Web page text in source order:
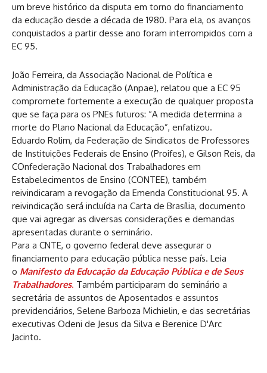
um breve histórico da disputa em torno do financiamento
da educação desde a década de 1980. Para ela, os avanços
conquistados a partir desse ano foram interrompidos com a
EC 95.
João Ferreira, da Associação Nacional de Política e
Administração da Educação (Anpae), relatou que a EC 95
compromete fortemente a execução de qualquer proposta
que se faça para os PNEs futuros: “A medida determina a
morte do Plano Nacional da Educação”, enfatizou.
Eduardo Rolim, da Federação de Sindicatos de Professores
de Instituições Federais de Ensino (Proifes), e Gilson Reis, da
COnfederação Nacional dos Trabalhadores em
Estabelecimentos de Ensino (CONTEE), também
reivindicaram a revogação da Emenda Constitucional 95. A
reivindicação será incluída na Carta de Brasília, documento
que vai agregar as diversas considerações e demandas
apresentadas durante o seminário.
Para a CNTE, o governo federal deve assegurar o
financiamento para educação pública nesse país. Leia
o Manifesto da Educação da Educação Pública e de Seus
Trabalhadores. Também participaram do seminário a
secretária de assuntos de Aposentados e assuntos
previdenciários, Selene Barboza Michielin, e das secretárias
executivas Odeni de Jesus da Silva e Berenice D'Arc
Jacinto.